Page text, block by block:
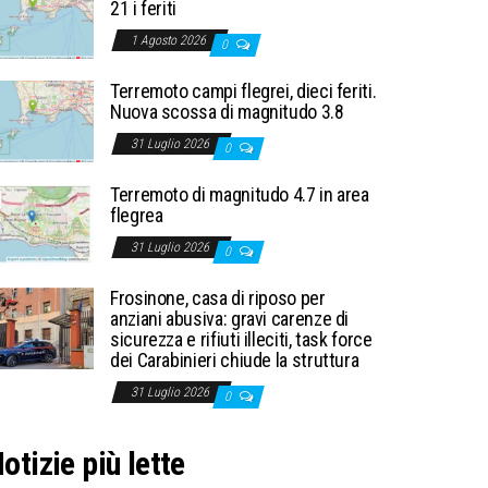
21 i feriti
1 Agosto 2026 0
Terremoto campi flegrei, dieci feriti.
Nuova scossa di magnitudo 3.8
31 Luglio 2026 0
Terremoto di magnitudo 4.7 in area
flegrea
31 Luglio 2026 0
Frosinone, casa di riposo per
anziani abusiva: gravi carenze di
sicurezza e rifiuti illeciti, task force
dei Carabinieri chiude la struttura
31 Luglio 2026 0
più lette